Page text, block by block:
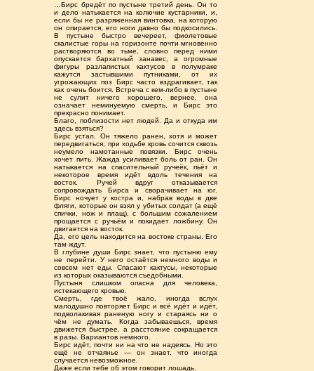
…Бирс бредёт по пустыне третий день. Он то
и дело натыкается на колючие кустарники, и,
если бы не разряженная винтовка, на которую
он опирается, его ноги давно бы подкосились.
В пустыне быстро вечереет, фиолетовые
скалистые горы на горизонте почти мгновенно
растворяются во тьме, словно перед ними
опускается бархатный занавес, а огромные
фигуры разлапистых кактусов в полумраке
кажутся застывшими путниками, от их
угрожающих поз Бирс часто вздрагивает, так
как очень боится. Встреча с кем-либо в пустыне
не сулит ничего хорошего, вернее, она
означает неминуемую смерть, и Бирс это
прекрасно понимает.
Благо, поблизости нет людей. Да и откуда им
здесь взяться?
Бирс устал. Он тяжело ранен, хотя и может
передвигаться; при ходьбе кровь сочится сквозь
неумело намотанные повязки. Бирс очень
хочет пить. Жажда усиливает боль от ран. Он
натыкается на спасительный ручеёк, пьёт и
некоторое время идёт вдоль течения на
восток. Ручей вдруг отказывается
сопровождать Бирса и сворачивает на юг.
Бирс ночует у костра и, набрав воды в две
фляги, которые он взял у убитых солдат (а ещё
спички, нож и плащ), с большим сожалением
прощается с ручьём и покидает ложбину. Он
двигается на восток.
Да, его цель находится на востоке страны. Его
там ждут.
В глубине души Бирс знает, что пустыню ему
не перейти. У него остаётся немного воды и
совсем нет еды. Спасают кактусы, некоторые
из которых оказываются съедобными.
Пустыня слишком опасна для человека,
истекающего кровью.
Смерть, где твоё жало, иногда вслух
малодушно повторяет Бирс и всё идёт и идёт,
подволакивая раненую ногу и стараясь ни о
чём не думать. Когда забываешься, время
движется быстрее, а расстояние сокращается
в разы. Вариантов немного.
Бирс идёт, почти ни на что не надеясь. Но это
ещё не отчаянье — он знает, что иногда
случается невозможное.
Даже если тебе об этом говорит лошадь.